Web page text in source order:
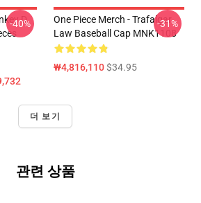
D.
-40%
One Piece Merch - Trafalgar
Law Baseball Cap MNK1108
₩4,816,110$34.95
-31%
더 보기
관련 상품